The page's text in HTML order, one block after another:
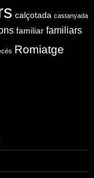
calçotada castanyada
familiar familiars
Romiatge